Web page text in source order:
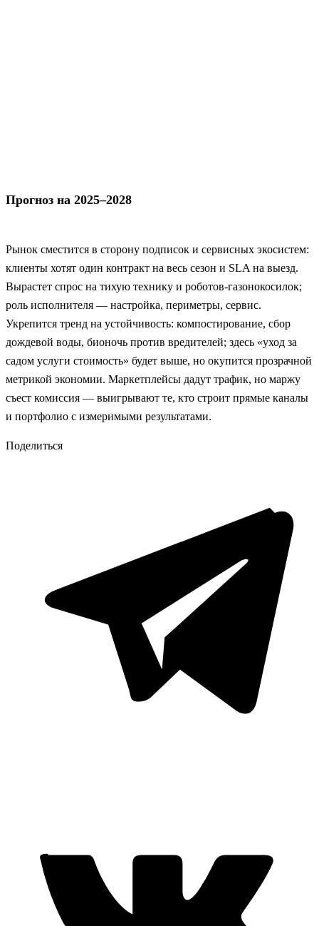
Прогноз на 2025–2028
Рынок сместится в сторону подписок и сервисных экосистем:
клиенты хотят один контракт на весь сезон и SLA на выезд.
Вырастет спрос на тихую технику и роботов-газонокосилок;
роль исполнителя — настройка, периметры, сервис.
Укрепится тренд на устойчивость: компостирование, сбор
дождевой воды, бионочь против вредителей; здесь «уход за
садом услуги стоимость» будет выше, но окупится прозрачной
метрикой экономии. Маркетплейсы дадут трафик, но маржу
съест комиссия — выигрывают те, кто строит прямые каналы
и портфолио с измеримыми результатами.
Поделиться